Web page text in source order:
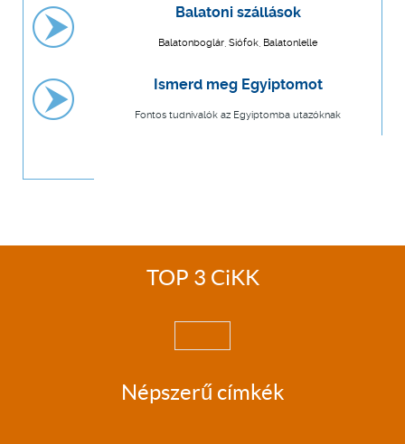
Balatoni szállások
Balatonboglár, Siófok, Balatonlelle
Ismerd meg Egyiptomot
Fontos tudnivalók az Egyiptomba utazóknak
TOP 3 CiKK
Népszerű címkék